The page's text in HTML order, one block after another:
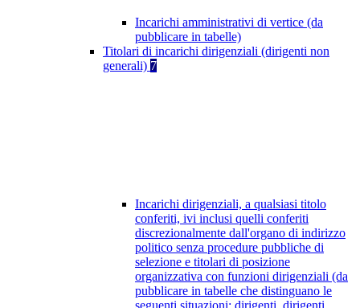
Incarichi amministrativi di vertice (da
pubblicare in tabelle)
Titolari di incarichi dirigenziali (dirigenti non
generali) 7
Incarichi dirigenziali, a qualsiasi titolo
conferiti, ivi inclusi quelli conferiti
discrezionalmente dall'organo di indirizzo
politico senza procedure pubbliche di
selezione e titolari di posizione
organizzativa con funzioni dirigenziali (da
pubblicare in tabelle che distinguano le